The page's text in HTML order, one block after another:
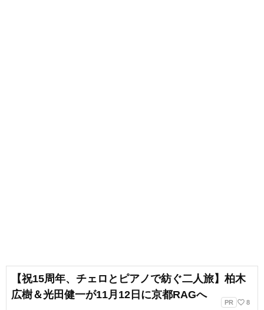
【祝15周年、チェロとピアノで紡ぐ二人旅】柏木
広樹＆光田健一が11月12日に京都RAGへ
PR favorite_border 8